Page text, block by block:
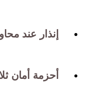
إنذار عند
أحزمة أمان